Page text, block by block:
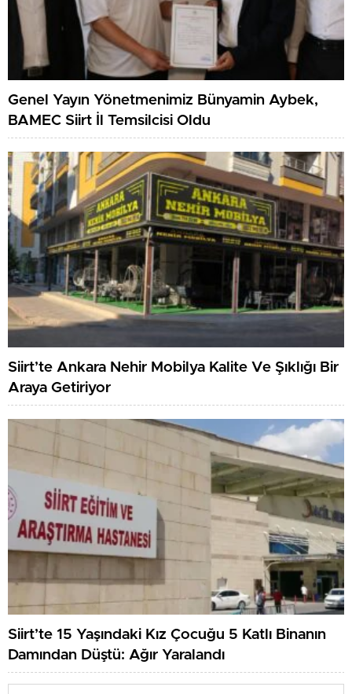
Genel Yayın Yönetmenimiz Bünyamin Aybek,
BAMEC Siirt İl Temsilcisi Oldu
Siirt’te Ankara Nehir Mobilya Kalite Ve Şıklığı Bir
Araya Getiriyor
Siirt’te 15 Yaşındaki Kız Çocuğu 5 Katlı Binanın
Damından Düştü: Ağır Yaralandı